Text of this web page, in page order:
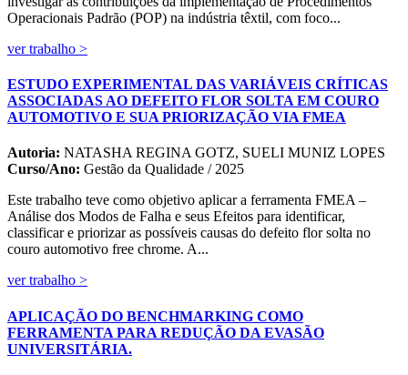
Operacionais Padrão (POP) na indústria têxtil, com foco...
ver trabalho >
ESTUDO EXPERIMENTAL DAS VARIÁVEIS CRÍTICAS
ASSOCIADAS AO DEFEITO FLOR SOLTA EM COURO
AUTOMOTIVO E SUA PRIORIZAÇÃO VIA FMEA
Autoria: NATASHA REGINA GOTZ, SUELI MUNIZ LOPES
Curso/Ano: Gestão da Qualidade / 2025
Este trabalho teve como objetivo aplicar a ferramenta FMEA –
Análise dos Modos de Falha e seus Efeitos para identificar,
classificar e priorizar as possíveis causas do defeito flor solta no
couro automotivo free chrome. A...
ver trabalho >
APLICAÇÃO DO BENCHMARKING COMO
FERRAMENTA PARA REDUÇÃO DA EVASÃO
UNIVERSITÁRIA.